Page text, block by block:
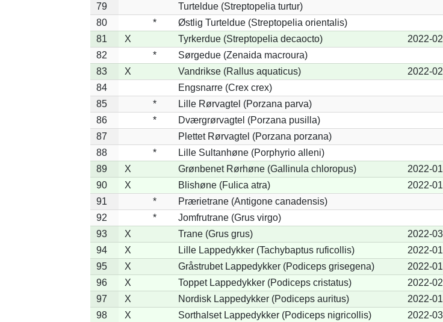
79
Turteldue (Streptopelia turtur)
80
*
Østlig Turteldue (Streptopelia orientalis)
81
X Tyrkerdue (Streptopelia decaocto) 2022-
82
*
Sørgedue (Zenaida macroura)
83
X Vandrikse (Rallus aquaticus) 2022-
84
Engsnarre (Crex crex)
85
*
Lille Rørvagtel (Porzana parva)
86
*
Dværgrørvagtel (Porzana pusilla)
87
Plettet Rørvagtel (Porzana porzana)
88
*
Lille Sultanhøne (Porphyrio alleni)
89
X Grønbenet Rørhøne (Gallinula chloropus) 2022-
90
X Blishøne (Fulica atra) 2022-
91
*
Prærietrane (Antigone canadensis)
92
*
Jomfrutrane (Grus virgo)
93
X Trane (Grus grus) 2022-
94
X Lille Lappedykker (Tachybaptus ruficollis) 2022-
95
X Gråstrubet Lappedykker (Podiceps grisegena) 2022-
96
X Toppet Lappedykker (Podiceps cristatus) 2022-
97
X Nordisk Lappedykker (Podiceps auritus) 2022-
98
X Sorthalset Lappedykker (Podiceps nigricollis) 2022-